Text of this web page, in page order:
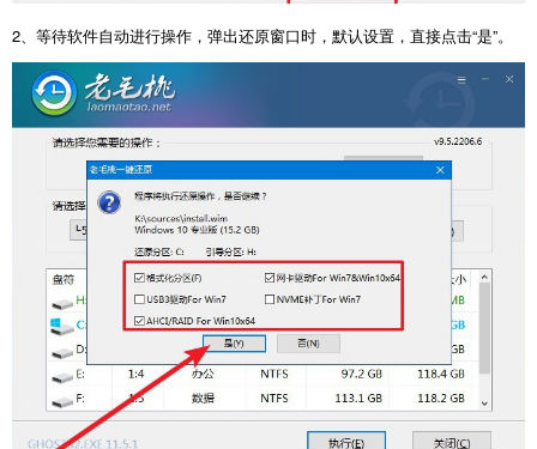
2、等待软件自动进行操作，弹出还原窗口时，默认设置，直接点击“是”。